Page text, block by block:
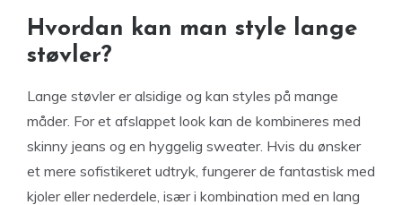
Hvordan kan man style lange
støvler?
Lange støvler er alsidige og kan styles på mange
måder. For et afslappet look kan de kombineres med
skinny jeans og en hyggelig sweater. Hvis du ønsker
et mere sofistikeret udtryk, fungerer de fantastisk med
kjoler eller nederdele, især i kombination med en lang